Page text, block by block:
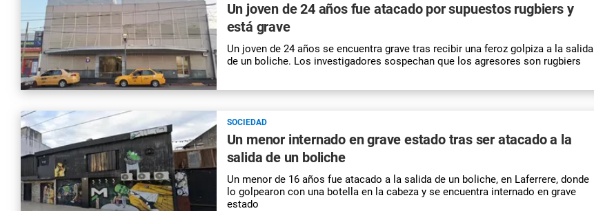
Un joven de 24 años fue atacado por supuestos rugbiers y
está grave
Un joven de 24 años se encuentra grave tras recibir una feroz golpiza a la salida
de un boliche. Los investigadores sospechan que los agresores son rugbiers
SOCIEDAD
Un menor internado en grave estado tras ser atacado a la
salida de un boliche
Un menor de 16 años fue atacado a la salida de un boliche, en Laferrere, donde
lo golpearon con una botella en la cabeza y se encuentra internado en grave
estado